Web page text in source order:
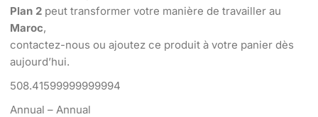
Plan 2 peut transformer votre manière de travailler au
Maroc,
contactez-nous ou ajoutez ce produit à votre panier dès
aujourd’hui.
508.41599999999994
Annual – Annual